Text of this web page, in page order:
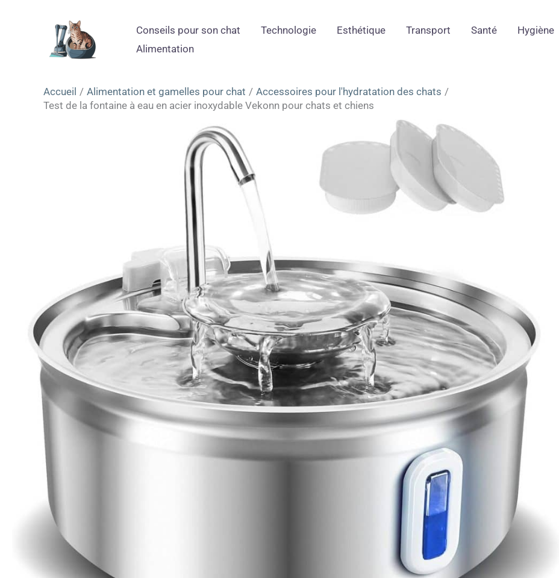
Conseils pour son chat Technologie Esthétique Transport Santé Hygiène
Alimentation
Accueil Alimentation et gamelles pour chat
Accessoires pour l'hydratation des chats
Test de la fontaine à eau en acier inoxydable Vekonn pour chats et chiens